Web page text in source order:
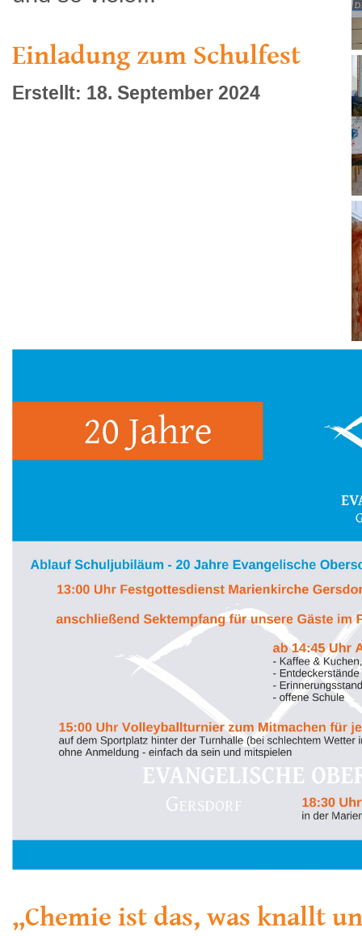
Einladung zum Schulfest
Erstellt: 18. September 2024
„Chemie ist das, was knallt